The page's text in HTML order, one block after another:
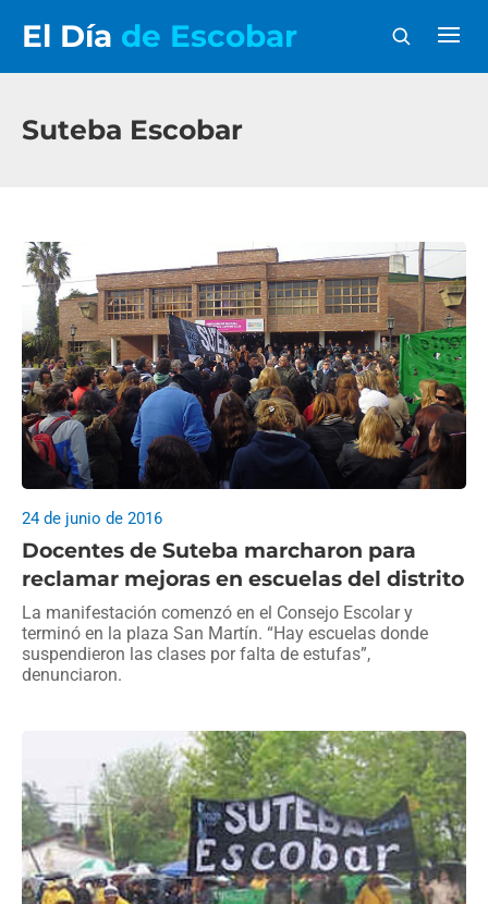
El Día de Escobar
Suteba Escobar
Docentes de Suteba marcharon para
reclamar mejoras en escuelas del distrito
24 de junio de 2016
La manifestación comenzó en el Consejo Escolar y
terminó en la plaza San Martín. “Hay escuelas donde
suspendieron las clases por falta de estufas”,
denunciaron.